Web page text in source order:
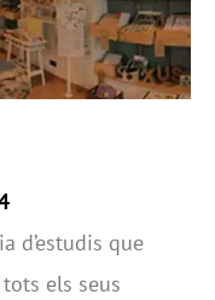
d’estudis que
els seus